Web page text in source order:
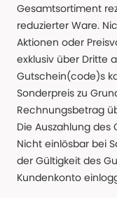
Gesamtsortiment
reduzierter Ware.
Aktionen oder
exklusiv über Dritte
Gutschein(code)s
Sonderpreis zu
Rechnungsbetrag
Die Auszahlung
Nicht einlösbar bei
der Gültigkeit des
Kundenkonto